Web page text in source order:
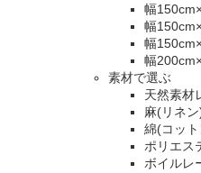
幅
幅
幅
幅
素材で選ぶ
天然素材
麻(リネ
綿(コッ
ポリエス
ボイルレ